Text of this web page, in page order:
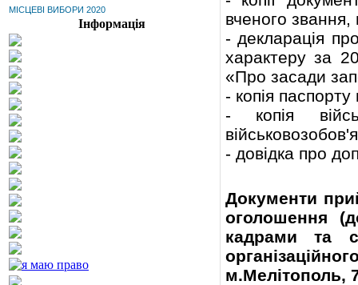
МІСЦЕВІ ВИБОРИ 2020
Інформація
вченого
- декларація
характеру за
«Про засади
- копія
- копія
- довідка про
Документи
оголошення
кадрами та
м.Мелітополь,